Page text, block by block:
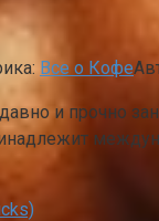
Все о Кофе
и прочно